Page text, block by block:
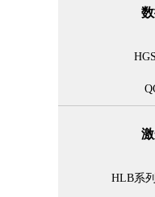
HLB系